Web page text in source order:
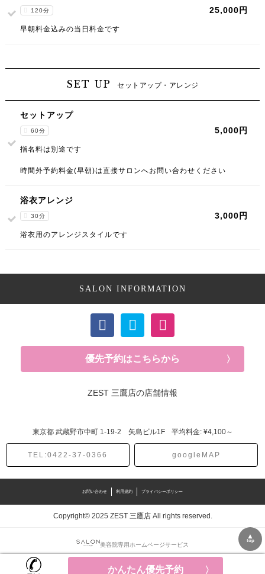
120分 25,000円
早朝料金込みの当日料金です
SET UP セットアップ・アレンジ
セットアップ
60分 5,000円
指名料は別途です
時間外予約料金(早朝)は直接サロンへお問い合わせください
浴衣アレンジ
30分 3,000円
浴衣用のアレンジスタイルです
SALON INFORMATION
優先予約はこちらから
ZEST 三鷹店の店舗情報
東京都 武蔵野市中町 1-19-2 矢島ビル1F 平均料金: ¥4,100～
TEL:0422-37-0366 googleMAP
お問い合わせ 利用規約 プライバシーポリシー
Copyright© 2025 ZEST 三鷹店 All rights reserved.
美容院専用ホームページサービス
▲
top
かんたん優先予約
かんたん優先予約